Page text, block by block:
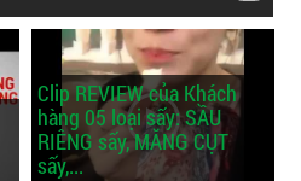
Clip REVIEW của Khách
hàng 05 loại sấy: SẦU
RIÊNG sấy, MĂNG CỤT
sấy,...